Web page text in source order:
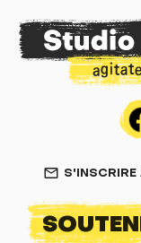
mail_outline S'INSCRIRE